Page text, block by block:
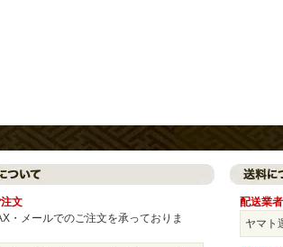
文
・メールでのご注文を承っておりま
配送業者
ヤマト